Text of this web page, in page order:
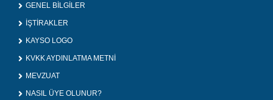
GENEL BİLGİLER
İŞTİRAKLER
KAYSO LOGO
KVKK AYDINLATMA METNİ
MEVZUAT
NASIL ÜYE OLUNUR?